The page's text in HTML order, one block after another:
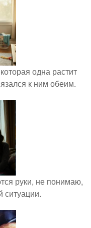
одна растит
к ним обеим.
руки, не понимаю,
ситуации.